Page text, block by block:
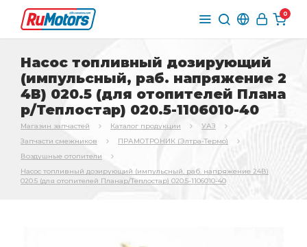
0
Насос топливный дозирующий
(импульсный, раб. напряжение 2
4В) 020.5 (для отопителей Плана
р/Теплостар) 020.5-1106010-40
Магазин запчастей Каталог продукции
УАЗ
Запчасти смежников
ПРАМОТРОНИК (Элтра-Термо)
Воздушные отопители
Насос топливный дозирующий (импульсный, раб. напряжение 24В)
020.5 (для отопителей Планар/Теплостар) 020.5-1106010-40